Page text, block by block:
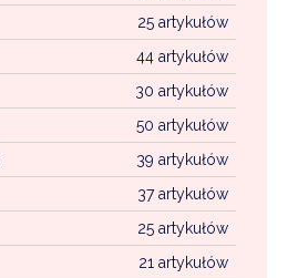
25 artykułów
44 artykułów
30 artykułów
50 artykułów
39 artykułów
37 artykułów
25 artykułów
21 artykułów